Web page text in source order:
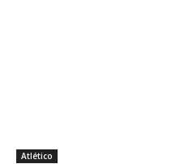
Atlético